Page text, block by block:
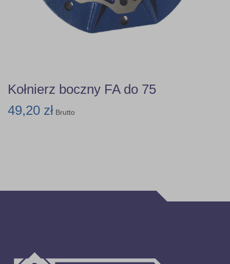
Kołnierz boczny FA do 75
49,20 zł Brutto